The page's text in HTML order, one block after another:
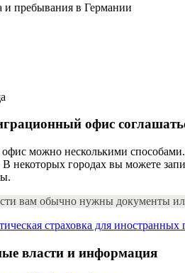
и пребывания в Германии
офис
можно несколькими
городах вы можете
вам обычно нужны документы
страховка для иностранных
власти и информация